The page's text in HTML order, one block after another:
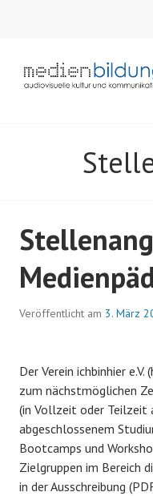
Audiovisuelle Kultur
Veröffentlicht am 3. März
Der Verein ichbinhier
zum nächstmöglichen
(in Vollzeit oder Teilzeit
abgeschlossenem
Bootcamps und
Zielgruppen im Bereich
in der Ausschreibung